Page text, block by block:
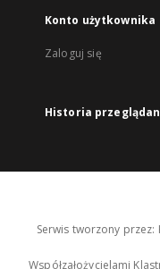
Konto użytkownika
Zaloguj się
Historia
Serwis tworzony
Współzałożycielami